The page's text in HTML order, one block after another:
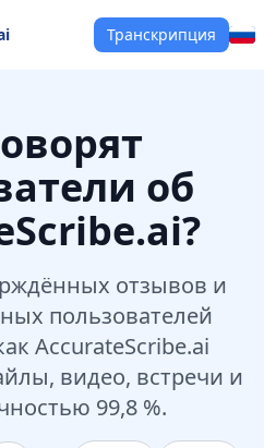
Транскрипция
об
отзывов и
пользователей
AccurateScribe.ai
видео, встречи и
99,8 %.